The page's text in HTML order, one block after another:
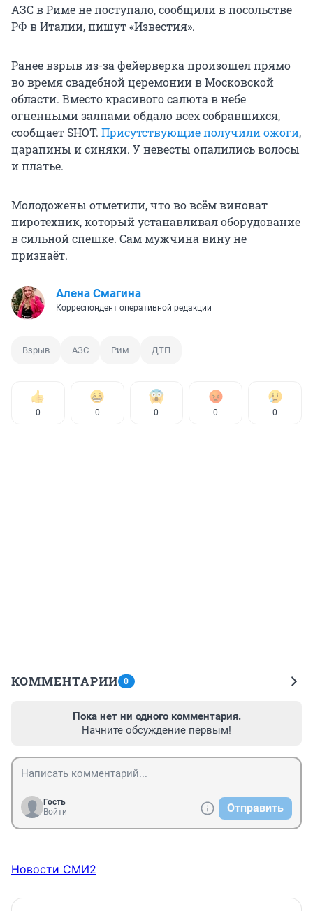
АЗС в Риме не поступало, сообщили в посольстве
РФ в Италии, пишут «Известия».
Ранее взрыв из-за фейерверка произошел прямо
во время свадебной церемонии в Московской
области. Вместо красивого салюта в небе
огненными залпами обдало всех собравшихся,
сообщает SHOT. Присутствующие получили ожоги,
царапины и синяки. У невесты опалились волосы
и платье.
Молодожены отметили, что во всём виноват
пиротехник, который устанавливал оборудование
в сильной спешке. Сам мужчина вину не
признаёт.
Алена Смагина
Корреспондент оперативной редакции
Взрыв АЗС Рим ДТП
0 0 0 0 0
КОММЕНТАРИИ 0
Пока нет ни одного комментария.
Начните обсуждение первым!
Гость
Войти
Отправить
Новости СМИ2